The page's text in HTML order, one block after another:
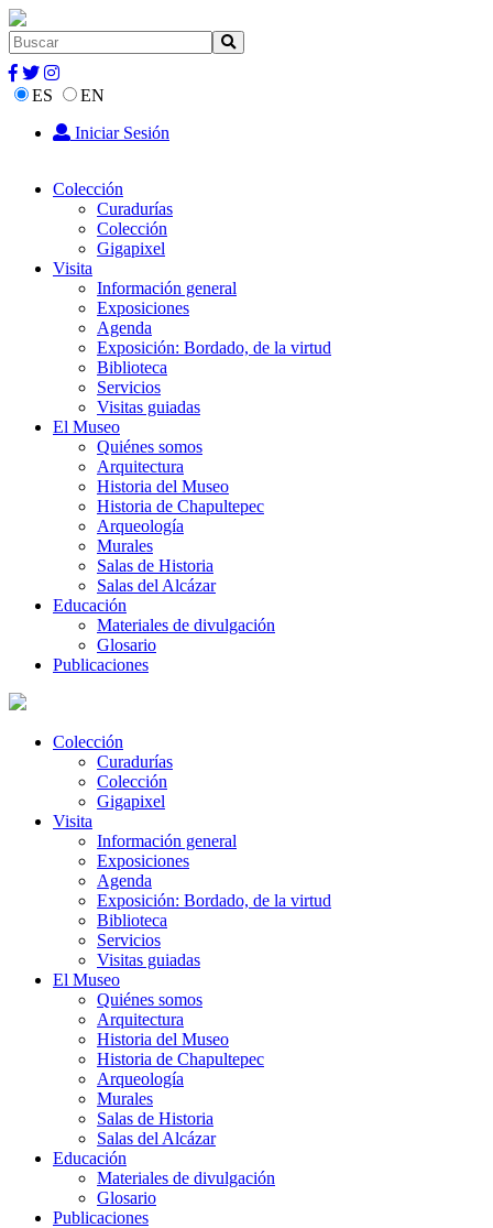
ES
EN
Iniciar Sesión
Colección
Curadurías
Colección
Gigapixel
Visita
Información general
Exposiciones
Agenda
Exposición: Bordado, de la virtud
Biblioteca
Servicios
Visitas guiadas
El Museo
Quiénes somos
Arquitectura
Historia del Museo
Historia de Chapultepec
Arqueología
Murales
Salas de Historia
Salas del Alcázar
Educación
Materiales de divulgación
Glosario
Publicaciones
Colección
Curadurías
Colección
Gigapixel
Visita
Información general
Exposiciones
Agenda
Exposición: Bordado, de la virtud
Biblioteca
Servicios
Visitas guiadas
El Museo
Quiénes somos
Arquitectura
Historia del Museo
Historia de Chapultepec
Arqueología
Murales
Salas de Historia
Salas del Alcázar
Educación
Materiales de divulgación
Glosario
Publicaciones